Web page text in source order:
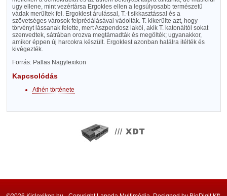
ugy ellene, mint vezértársa Ergokles ellen a legsúlyosabb természetü
vádak merültek fel. Ergoklest árulással, T.-t sikkasztással és a
szövetséges városok felprédálásával vádolták. T. kikerülte azt, hogy
törvényt lássanak felette, mert Aszpendosz lakói, akik T. katonáitól sokat
szenvedtek, sátrában orozva megtámadták és megölték; ugyanakkor,
amikor éppen új harcokra készült. Ergoklest azonban halálra itélték és
kivégezték.
Forrás: Pallas Nagylexikon
Kapcsolódás
Athén története